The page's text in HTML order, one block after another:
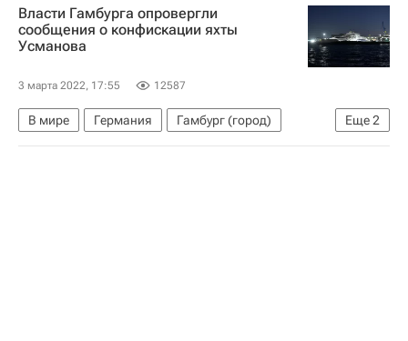
Власти Гамбурга опровергли
сообщения о конфискации яхты
Усманова
3 марта 2022, 17:55 12587
Еще2
В мире Германия
Гамбург (город)
Алишер Усманов
Россия